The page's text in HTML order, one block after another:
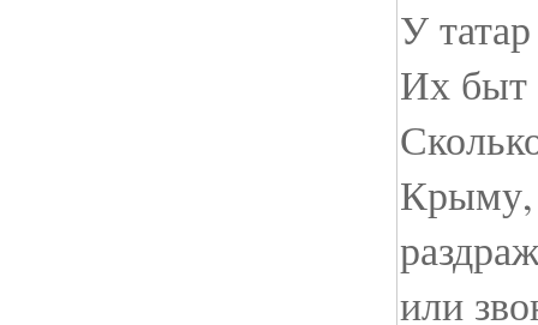
У
Их быт
Крыму,
или